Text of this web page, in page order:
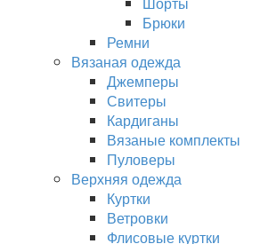
Брюки
Ремни
Вязаная одежда
Джемперы
Свитеры
Кардиганы
Вязаные комплекты
Пуловеры
Верхняя одежда
Куртки
Ветровки
Флисовые куртки